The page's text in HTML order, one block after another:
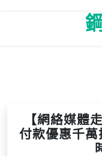
【網絡媒體
付款優惠千